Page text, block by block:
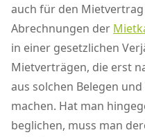
auch für den
Abrechnungen der
in einer gesetzlichen
Mietverträgen, die erst
aus solchen Belegen
machen. Hat man
beglichen, muss man